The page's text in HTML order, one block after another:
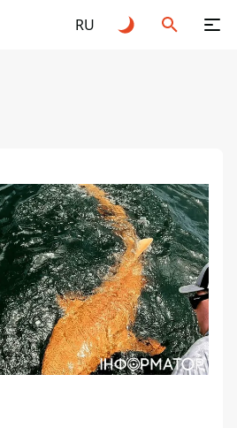
RU